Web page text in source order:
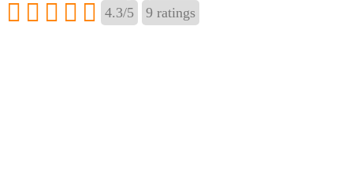
4.3/5 9 ratings